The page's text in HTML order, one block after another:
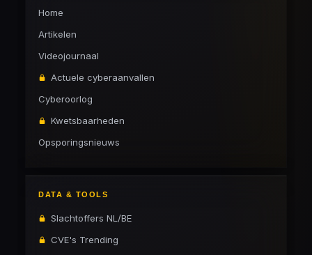
Home
Artikelen
Videojournaal
Actuele cyberaanvallen
Cyberoorlog
Kwetsbaarheden
Opsporingsnieuws
DATA & TOOLS
Slachtoffers NL/BE
CVE's Trending